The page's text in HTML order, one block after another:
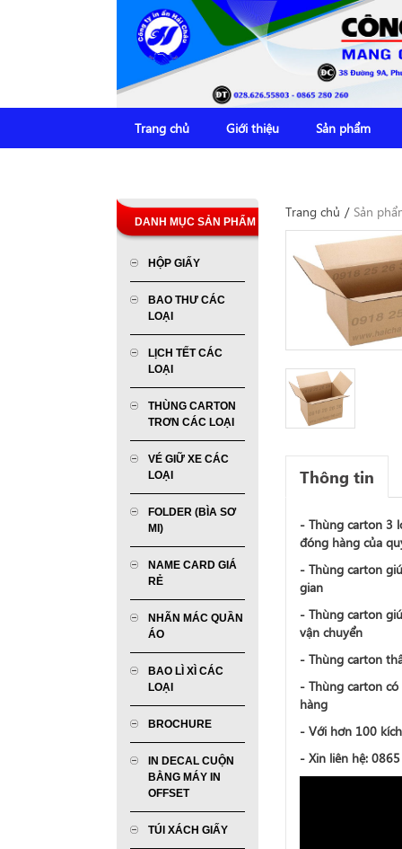
Trang chủ Giới thiệu Sản phẩm
DANH MỤC SẢN PHẨM
HỘP GIẤY
BAO THƯ CÁC
LOẠI
LỊCH TẾT CÁC
LOẠI
THÙNG CARTON
TRƠN CÁC LOẠI
VÉ GIỮ XE CÁC
LOẠI
FOLDER (BÌA SƠ
MI)
NAME CARD GIÁ
RẺ
NHÃN MÁC QUẦN
ÁO
BAO LÌ XÌ CÁC
LOẠI
BROCHURE
IN DECAL CUỘN
BẰNG MÁY IN
OFFSET
TÚI XÁCH GIẤY
Trang chủ / Sản
Thông tin
- Thùng carton 3
đóng hàng của
- Thùng carton
gian
- Thùng carton
vận chuyển
- Thùng carton
- Thùng carton
hàng
- Với hơn 100
- Xin liên hệ: